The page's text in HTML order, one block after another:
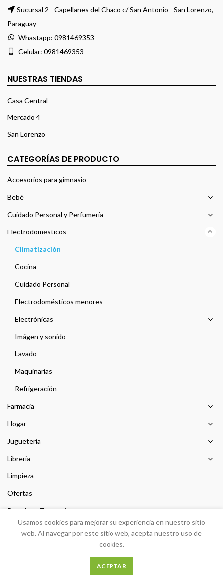
Sucursal 2 - Capellanes del Chaco c/ San Antonio - San Lorenzo,
Paraguay
Whastapp: 0981469353
Celular: 0981469353
NUESTRAS TIENDAS
Casa Central
Mercado 4
San Lorenzo
CATEGORÍAS DE PRODUCTO
Accesorios para gimnasio
Bebé
Cuidado Personal y Perfumería
Electrodomésticos
Climatización
Cocina
Cuidado Personal
Electrodomésticos menores
Electrónicas
Imágen y sonido
Lavado
Maquinarias
Refrigeración
Farmacia
Hogar
Jugueteria
Libreria
Limpieza
Ofertas
Prendas y Zapateria
Desarrollo PEIGRIEGA
Usamos cookies para mejorar su experiencia en nuestro sitio
web. Al navegar por este sitio web, acepta nuestro uso de
cookies.
ACEPTAR